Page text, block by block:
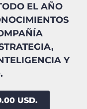
EL AÑO
Y
USD.